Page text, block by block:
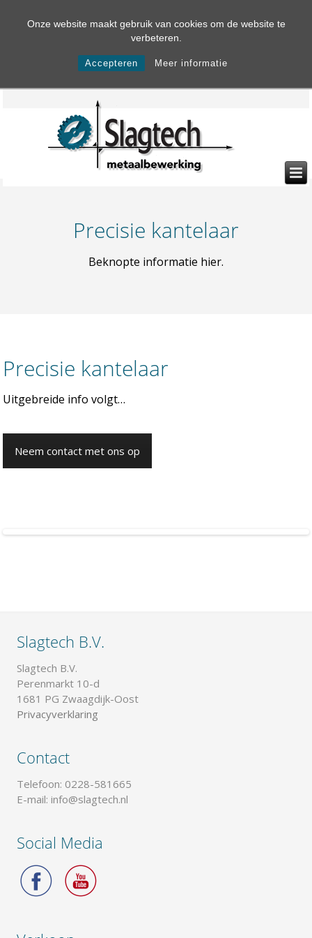
Onze website maakt gebruik van cookies om de website te
verbeteren.
Accepteren Meer informatie
Precisie kantelaar
Beknopte informatie hier.
Precisie kantelaar
Uitgebreide info volgt…
Neem contact met ons op
Slagtech B.V.
Slagtech B.V.
Perenmarkt 10-d
1681 PG Zwaagdijk-Oost
Privacyverklaring
Contact
Telefoon: 0228-581665
E-mail: info@slagtech.nl
Social Media